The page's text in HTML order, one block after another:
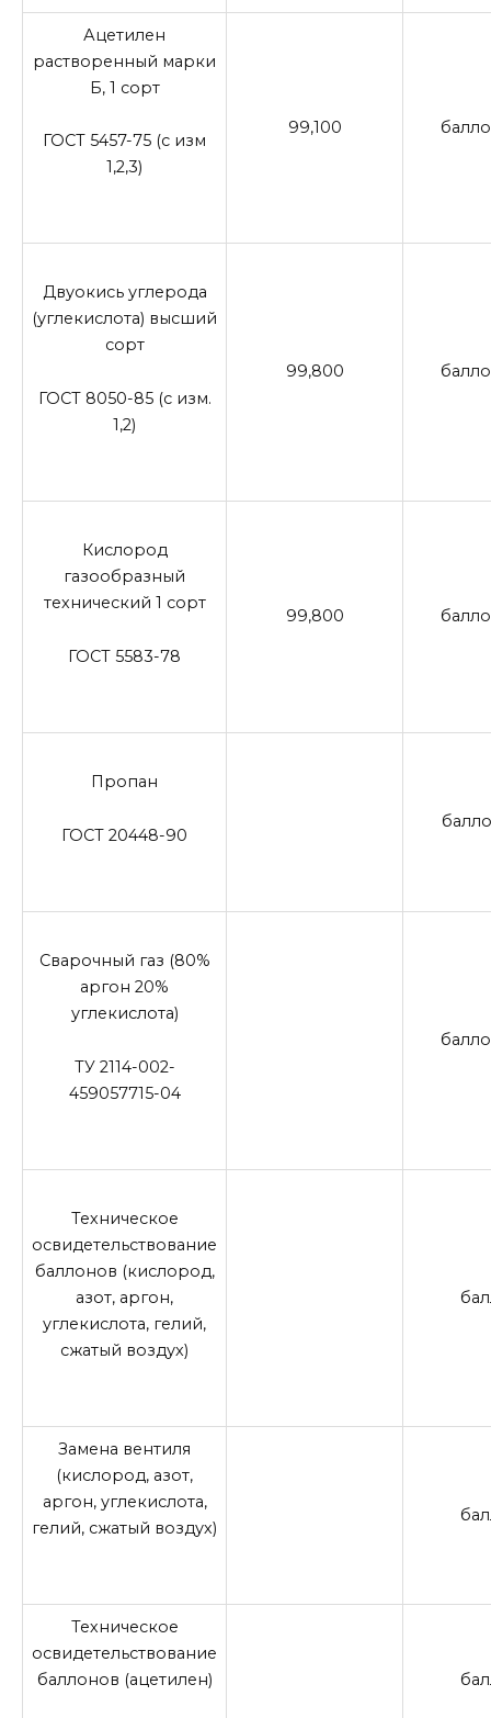
Ацетилен
растворенный марки
Б, 1 сорт
ГОСТ 5457-75 (с изм
1,2,3)
99,100
Двуокись углерода
(углекислота) высший
сорт
ГОСТ 8050-85 (с изм.
1,2)
99,800
Кислород
газообразный
технический 1 сорт
ГОСТ 5583-78
99,800
Пропан
ГОСТ 20448-90
Сварочный газ (80%
аргон 20%
углекислота)
ТУ 2114-002-
459057715-04
Техническое
освидетельствование
баллонов (кислород,
азот, аргон,
углекислота, гелий,
сжатый воздух)
Замена вентиля
(кислород, азот,
аргон, углекислота,
гелий, сжатый воздух)
Техническое
освидетельствование
баллонов (ацетилен)